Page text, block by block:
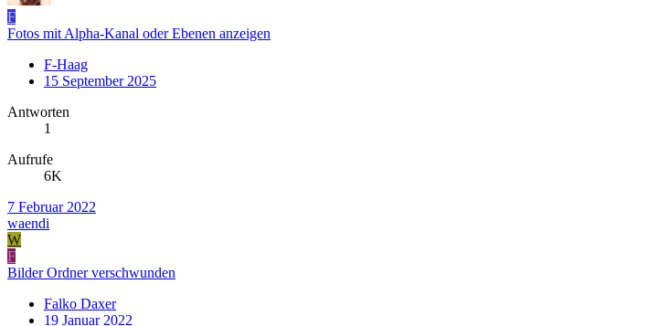
F
Fotos mit Alpha-Kanal oder Ebenen anzeigen
F-Haag
15 September 2025
Antworten
1
Aufrufe
6K
7 Februar 2022
waendi
W
F
Bilder Ordner verschwunden
Falko Daxer
19 Januar 2022